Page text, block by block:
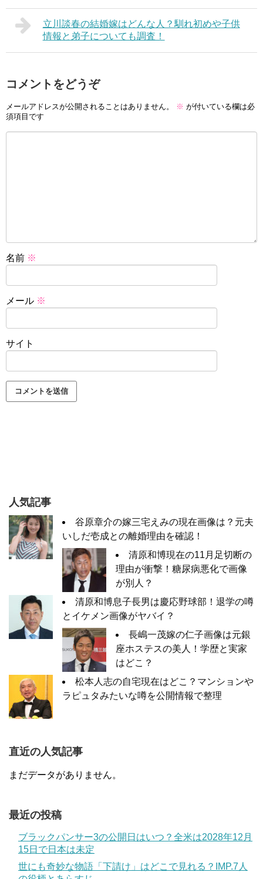
立川談春の結婚嫁はどんな人？馴れ初めや子供
情報と弟子についても調査！
コメントをどうぞ
メールアドレスが公開されることはありません。 ※ が付いている欄は必
須項目です
名前 ※
メール ※
サイト
人気記事
谷原章介の嫁三宅えみの現在画像は？元夫
いしだ壱成との離婚理由を確認！
清原和博現在の11月足切断の
理由が衝撃！糖尿病悪化で画像
が別人？
清原和博息子長男は慶応野球部！退学の噂
とイケメン画像がヤバイ？
長嶋一茂嫁の仁子画像は元銀
座ホステスの美人！学歴と実家
はどこ？
松本人志の自宅現在はどこ？マンションや
ラピュタみたいな噂を公開情報で整理
直近の人気記事
まだデータがありません。
最近の投稿
ブラックパンサー3の公開日はいつ？全米は2028年12月
15日で日本は未定
世にも奇妙な物語「下請け」はどこで見れる？IMP.7人